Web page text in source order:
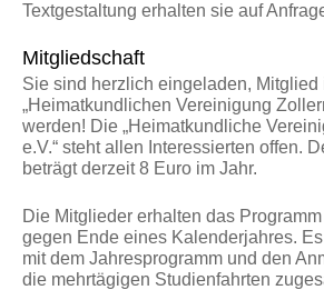
Textgestaltung erhalten sie auf
Mitgliedschaft
Sie sind herzlich eingeladen, Mitglied
„Heimatkundlichen Vereinigung
werden! Die „Heimatkundliche
e.V.“ steht allen Interessierten offen.
beträgt derzeit8 Euro im Jahr.
Die Mitglieder erhalten das
gegen Ende eines Kalenderjahres.
mit dem Jahresprogramm und den
die mehrtägigen Studienfahrten